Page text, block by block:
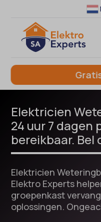
Elektricien
24 uur 7 dagen
bereikbaar. Bel
Elektricien
Elektro Experts
groepenkast
oplossingen.